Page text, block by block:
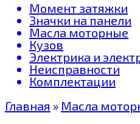
Момент затяжки
Значки на панели
Масла моторные
Кузов
Электрика и
Неисправности
Комплектации
Главная » Масла